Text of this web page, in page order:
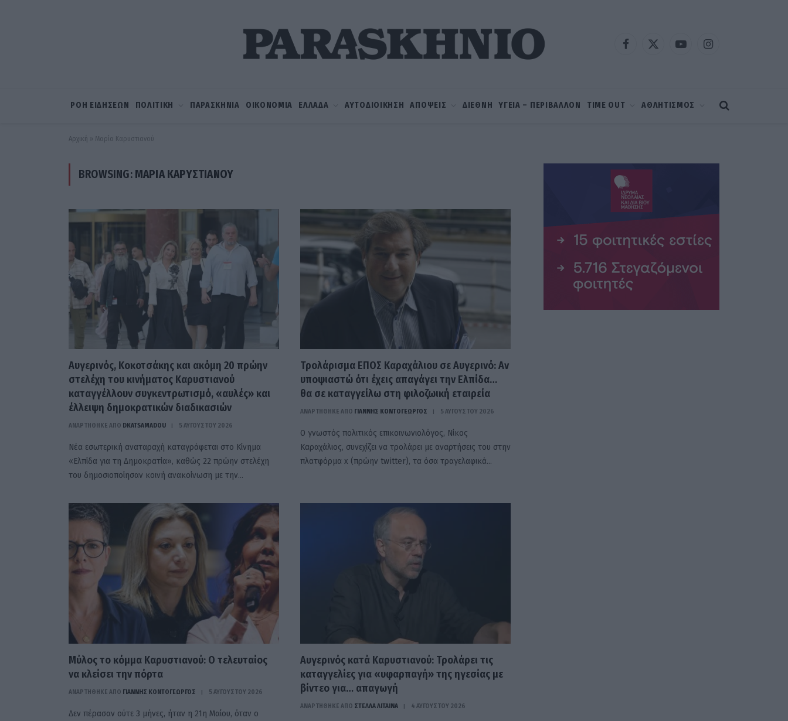
Facebook
X
YouTubeInstagram
ΡΟΗ ΕΙΔΗΣΕΩΝ ΠΟΛΙΤΙΚΗ ΠΑΡΑΣΚΗΝΙΑ ΟΙΚΟΝΟΜΙΑ ΕΛΛΑΔΑ ΑΥΤΟΔΙΟΙΚΗΣΗ ΑΠΟΨΕΙΣ ΔΙΕΘΝΗ ΥΓΕΙΑ – ΠΕΡΙΒΑΛΛΟΝ TIME OUT ΑΘΛΗΤΙΣΜΟΣ
Αρχική » Μαρία Καρυστιανού
BROWSING: ΜΑΡΊΑ ΚΑΡΥΣΤΙΑΝΟΎ
Αυγερινός, Κοκοτσάκης και ακόμη 20 πρώην
στελέχη του κινήματος Καρυστιανού
καταγγέλλουν συγκεντρωτισμό, «αυλές» και
έλλειψη δημοκρατικών διαδικασιών
ΑΝΑΡΤΗΘΗΚΕ ΑΠΟ DKATSAMADOU 5 ΑΥΓΟΎΣΤΟΥ 2026
Νέα εσωτερική αναταραχή καταγράφεται στο Κίνημα
«Ελπίδα για τη Δημοκρατία», καθώς 22 πρώην στελέχη
του δημοσιοποίησαν κοινή ανακοίνωση με την…
Τρολάρισμα ΕΠΟΣ Καραχάλιου σε Αυγερινό: Aν
υποψιαστώ ότι έχεις απαγάγει την Ελπίδα…
θα σε καταγγείλω στη φιλοζωική εταιρεία
ΑΝΑΡΤΗΘΗΚΕ ΑΠΟ ΓΙΆΝΝΗΣ ΚΟΝΤΟΓΕΏΡΓΟΣ 5 ΑΥΓΟΎΣΤΟΥ 2026
Ο γνωστός πολιτικός επικοινωνιολόγος, Νίκος
Καραχάλιος, συνεχίζει να τρολάρει με αναρτήσεις του στην
πλατφόρμα x (πρώην twitter), τα όσα τραγελαφικά…
Μύλος το κόμμα Καρυστιανού: Ο τελευταίος
να κλείσει την πόρτα
ΑΝΑΡΤΗΘΗΚΕ ΑΠΟ ΓΙΆΝΝΗΣ ΚΟΝΤΟΓΕΏΡΓΟΣ 5 ΑΥΓΟΎΣΤΟΥ 2026
Δεν πέρασαν ούτε 3 μήνες, ήταν η 21η Μαίου, όταν ο
Αυγερινός κατά Καρυστιανού: Τρολάρει τις
καταγγελίες για «υφαρπαγή» της ηγεσίας με
βίντεο για… απαγωγή
ΑΝΑΡΤΗΘΗΚΕ ΑΠΟ ΣΤΈΛΛΑ ΛΊΤΑΙΝΑ 4 ΑΥΓΟΎΣΤΟΥ 2026